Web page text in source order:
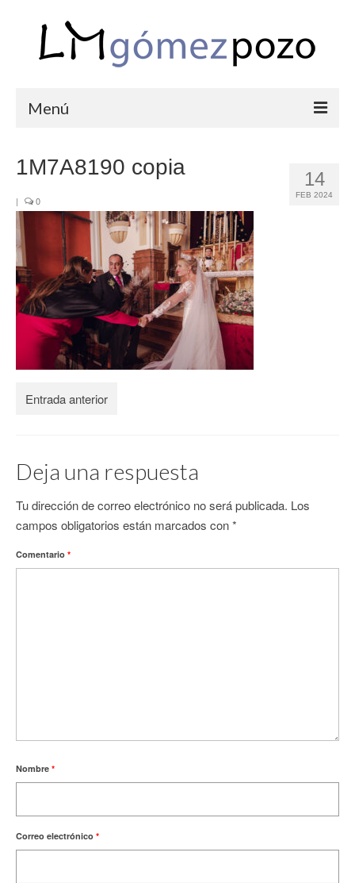
Menú
COMUNIONES
CORPORATIVAS
SEMANA SANTA
BLOG
SOBRE LM
14
FEB 2024
1M7A8190 copia
| 0
Entrada anterior
Deja una respuesta
Tu dirección de correo electrónico no será publicada. Los
campos obligatorios están marcados con*
Comentario *
Nombre *
Correo electrónico *